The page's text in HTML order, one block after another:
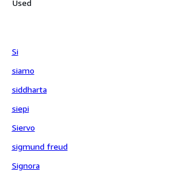
Used
Si
siamo
siddharta
siepi
Siervo
sigmund freud
Signora